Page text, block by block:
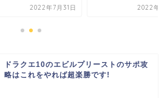
2022年7月31日 2022年7
ドラクエ10のエビルプリーストのサポ攻
略はこれをやれば超楽勝です!